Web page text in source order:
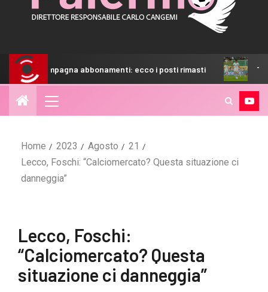
abbonamenti: ecco i posti rimasti TuttoSport –
Home 2023 Agosto
21
Lecco, Foschi: “Calciomercato? Questa situazione ci
danneggia”
Lecco, Foschi:
“Calciomercato? Questa
situazione ci danneggia”